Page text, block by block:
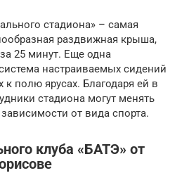
стадиона» – самая
раздвижная крыша,
25 минут. Еще одна
настраиваемых сидений
полю ярусах. Благодаря ей в
стадиона могут менять
от вида спорта.
клуба «БАТЭ» от